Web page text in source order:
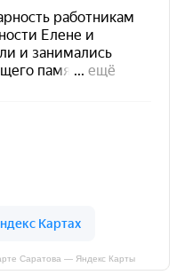
Саратова — Яндекс Карты